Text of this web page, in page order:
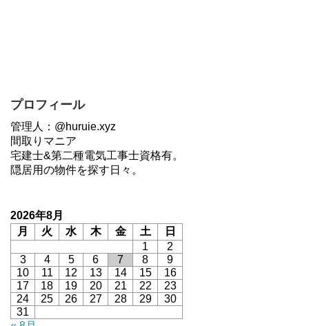
プロフィール
管理人：@huruie.xyz
間取りマニア
宅建士&第二種電気工事士資格有。
隠居用の物件を探す日々。
2026年8月
月
火 水 木 金 土
日
1
2
3
4 5 6 7 8
9
10
11 12 13 14 15
16
17
18 19 20 21 22
23
24
25 26 27 28 29
30
31